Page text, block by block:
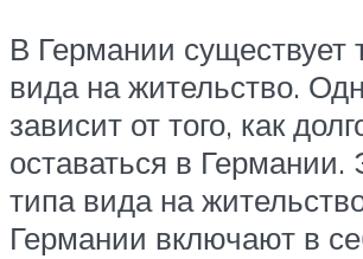
В Германии существует
вида на жительство.
зависит от того, как
оставаться в Германии.
типа вида на
Германии включают в